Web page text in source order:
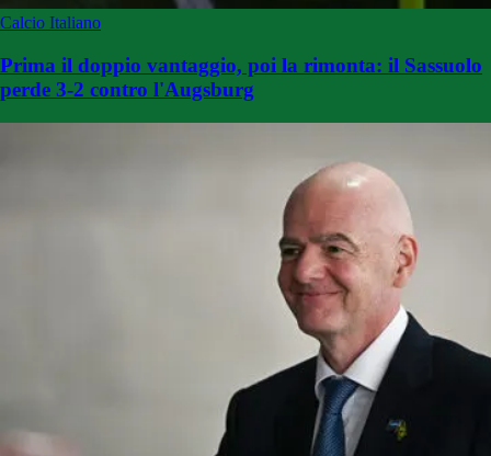
Calcio Italiano
Prima il doppio vantaggio, poi la rimonta: il Sassuolo
perde 3-2 contro l'Augsburg